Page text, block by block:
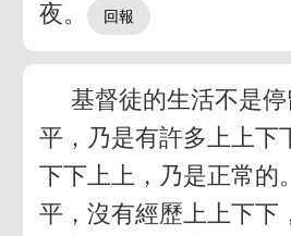
夜。
基督徒的生活不是
平，乃是有許多上上下
下下上上，乃是正常的
平，沒有經歷上上下下